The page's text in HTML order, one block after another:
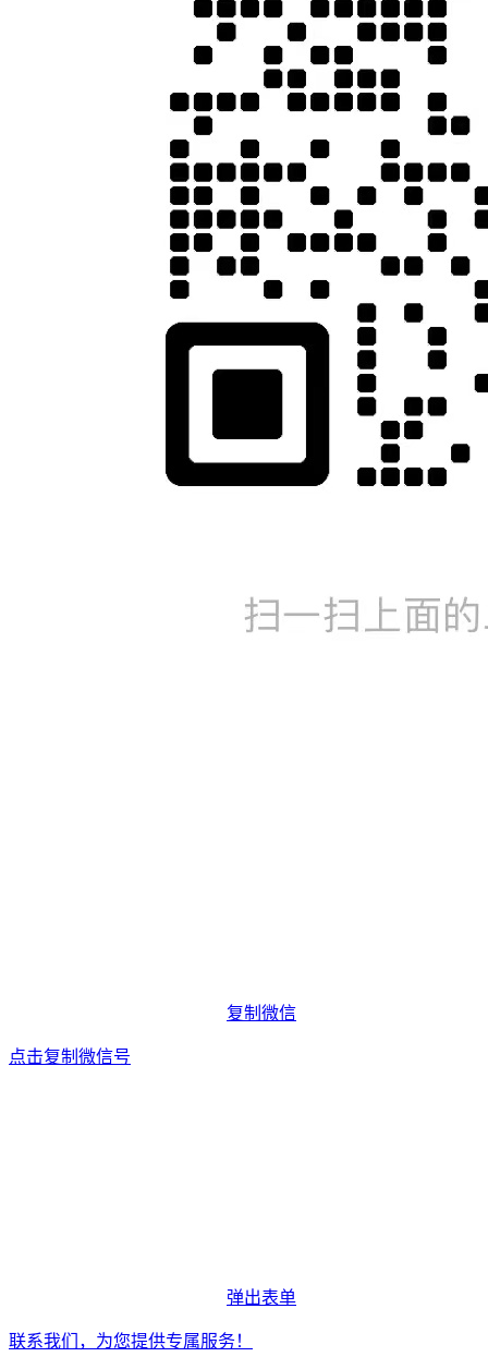
复制微信
点击复制微信号
弹出表单
联系我们，为您提供专属服务！